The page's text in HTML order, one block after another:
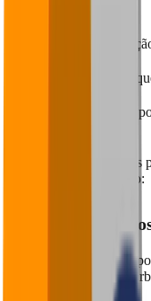
para uma
para porções
para
Mas para ser ainda mais
entre perfis de consumo:
👨 Homens
180g e 250g
(proteína, fritura,